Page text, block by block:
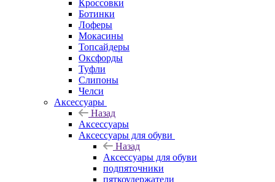
Кроссовки
Ботинки
Лоферы
Мокасины
Топсайдеры
Оксфорды
Туфли
Слипоны
Челси
Аксессуары
Назад
Аксессуары
Аксессуары для обуви
Назад
Аксессуары для обуви
подпяточники
пяткоудержатели